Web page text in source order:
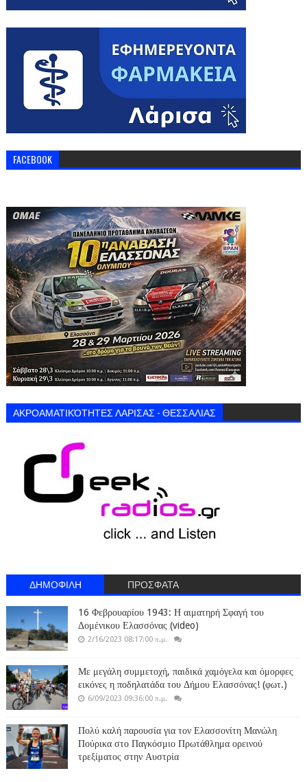
FACEBOOK
ΑΚΡΟΑΜΑΤΙΚΌΤΗΤΕΣ ΛΑΡΙΣΑΣ - ΘΕΣΣΑΛΙΑΣ
ΔΗΜΟΦΙΛΗ ΠΡΟΣΦΑΤΑ
16 Φεβρουαρίου 1943: Η αιματηρή Σφαγή του
Δομένικου Ελασσόνας (video)
2/16/2023 08:17:00 π.μ.
Με μεγάλη συμμετοχή, παιδικά χαμόγελα και όμορφες
εικόνες η ποδηλατάδα του Δήμου Ελασσόνας! (φωτ.)
6/09/2023 09:36:00 π.μ.
Πολύ καλή παρουσία για τον Ελασσονίτη Μανώλη
Πούρικα στο Παγκόσμιο Πρωτάθλημα ορεινού
τρεξίματος στην Αυστρία